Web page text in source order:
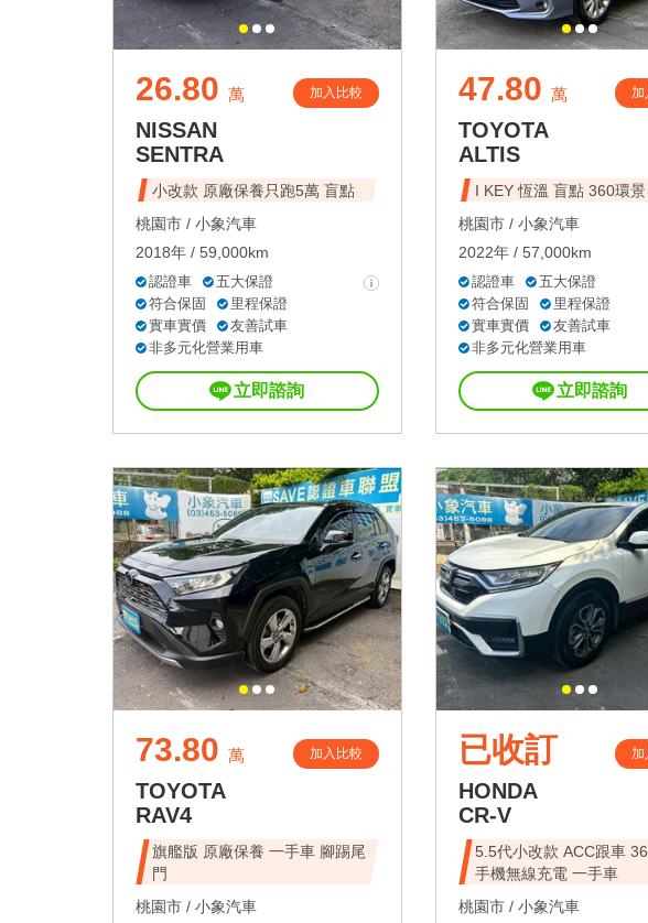
26.80 萬 加入比較
NISSAN
SENTRA
小改款 原廠保養只跑5萬 盲點
桃園市 / 小象汽車
2018年 / 59,000km
認證車
五大保證
符合保固
里程保證
實車實價
友善試車
非多元化營業用車
立即諮詢
47.80 萬 加
TOYOTA
ALTIS
I KEY 恆溫 盲點 360環
桃園市 / 小象汽車
2022年 / 57,000km
認證車
五大保證
符合保固
里程保證
實車實價
友善試車
非多元化營業用車
立即諮詢
73.80 萬 加入比較
TOYOTA
RAV4
旗艦版 原廠保養 一手車 腳踢尾
門
桃園市 / 小象汽車
已收訂 加
HONDA
CR-V
5.5代小改款 ACC跟車
手機無線充電 一手車
桃園市 / 小象汽車